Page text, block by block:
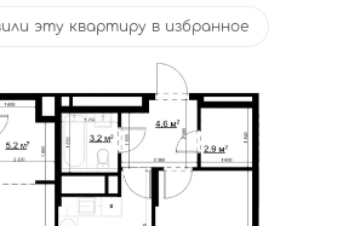
эту квартиру в избранное